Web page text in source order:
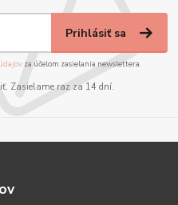
Prihlásiť sa
za účelom zasielania newslettera.
Zasielame raz za 14 dní.